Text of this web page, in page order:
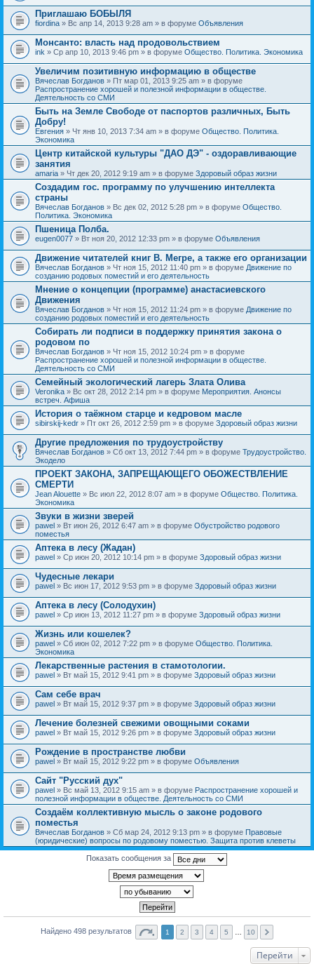
я
т
е
м
а
с
о
д
е
р
ж
и
т
о
п
р
о
с
.
о
ж
е
н
и
я
Приглашаю БОБЫЛЯ
fiordina » Вс апр 14, 2013 9:28 am » в форуме Объявления
Монсанто: власть над продовольствием
ink » Ср апр 10, 2013 9:46 pm » в форуме Общество. Политика. Экономика
Увеличим позитивную информацию в обществе
Вячеслав Богданов » Пт мар 01, 2013 9:25 am » в форуме
Распространение хорошей и полезной информации в обществе.
Деятельность со СМИ
Быть на Земле Свободе от паспортов различных, Быть
Добру!
Евгения » Чт янв 10, 2013 7:34 am » в форуме Общество. Политика.
Экономика
Центр китайской культуры "ДАО ДЭ" - оздоравливающие
занятия
amaria » Чт дек 20, 2012 9:19 am » в форуме Здоровый образ жизни
Создадим гос. программу по улучшению интеллекта
страны
Вячеслав Богданов » Вс дек 02, 2012 5:28 pm » в форуме Общество.
Политика. Экономика
Пшеница Полба.
eugen0077 » Вт ноя 20, 2012 12:33 pm » в форуме Объявления
Движение читателей книг В. Мегре, а также его организации
Вячеслав Богданов » Чт ноя 15, 2012 11:40 pm » в форуме Движение по
созданию родовых поместий и его деятельность
Мнение о концепции (программе) анастасиевского
Движения
Вячеслав Богданов » Чт ноя 15, 2012 11:24 pm » в форуме Движение по
созданию родовых поместий и его деятельность
Собирать ли подписи в поддержку принятия закона о
родовом по
Вячеслав Богданов » Чт ноя 15, 2012 10:24 pm » в форуме
Распространение хорошей и полезной информации в обществе.
Деятельность со СМИ
Семейный экологический лагерь Злата Олива
Veronika » Вс окт 28, 2012 2:14 pm » в форуме Мероприятия. Анонсы
встреч. Афиша
История о таёжном старце и кедровом масле
sibirskij-kedr » Пт окт 26, 2012 2:59 pm » в форуме Здоровый образ жизни
Другие предложения по трудоустройству
Вячеслав Богданов » Сб окт 13, 2012 7:44 pm » в форуме Трудоустройство.
Экодело
ПРОЕКТ ЗАКОНА, ЗАПРЕЩАЮЩЕГО ОБОЖЕСТВЛЕНИЕ
СМЕРТИ
Jean Alouette » Вс июл 22, 2012 8:07 am » в форуме Общество. Политика.
Экономика
Звуки в жизни зверей
pawel » Вт июн 26, 2012 6:47 am » в форуме Обустройство родового
поместья
Аптека в лесу (Жадан)
pawel » Ср июн 20, 2012 10:14 pm » в форуме Здоровый образ жизни
Чудесные лекари
pawel » Вс июн 17, 2012 9:53 pm » в форуме Здоровый образ жизни
Аптека в лесу (Солодухин)
pawel » Ср июн 13, 2012 11:27 pm » в форуме Здоровый образ жизни
Жизнь или кошелек?
pawel » Сб июн 02, 2012 7:22 pm » в форуме Общество. Политика.
Экономика
Лекарственные растения в стамотологии.
pawel » Вт май 15, 2012 9:41 pm » в форуме Здоровый образ жизни
Сам себе врач
pawel » Вт май 15, 2012 9:37 pm » в форуме Здоровый образ жизни
Лечение болезней свежими овощными соками
pawel » Вт май 15, 2012 9:26 pm » в форуме Здоровый образ жизни
Рождение в пространстве любви
pawel » Вт май 15, 2012 9:22 pm » в форуме Объявления
Сайт "Русский дух"
pawel » Вс май 13, 2012 9:15 am » в форуме Распространение хорошей и
полезной информации в обществе. Деятельность со СМИ
Создаём коллективную мысль о законе родового
поместья
Вячеслав Богданов » Сб мар 24, 2012 9:13 pm » в форуме Правовые
(юридические) вопросы по родовому поместью. Защита против клеветы
Показать сообщения за
Найдено 498 результатов 1 2 3 4 5 10
Перейти